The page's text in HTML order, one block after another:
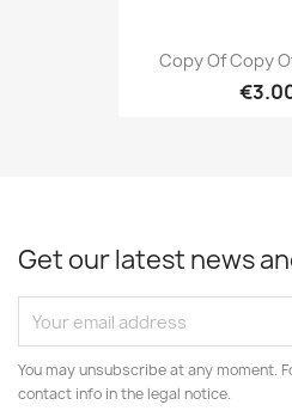
Copy Of Copy
Get our latest news
You may unsubscribe at any moment.
contact info in the legal notice.